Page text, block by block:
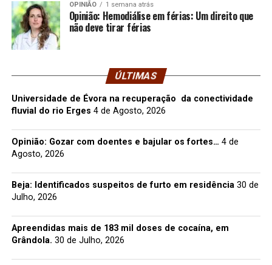
OPINIÃO 1 semana atrás
Opinião: Hemodiálise em férias: Um direito que
não deve tirar férias
ÚLTIMAS
Universidade de Évora na recuperação da conectividade
fluvial do rio Erges 4 de Agosto, 2026
Opinião: Gozar com doentes e bajular os fortes… 4 de
Agosto, 2026
Beja: Identificados suspeitos de furto em residência 30 de
Julho, 2026
Apreendidas mais de 183 mil doses de cocaína, em
Grândola. 30 de Julho, 2026